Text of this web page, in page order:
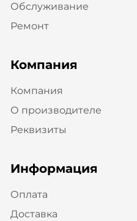
Обслуживание
Ремонт
Компания
Компания
О производителе
Реквизиты
Информация
Оплата
Доставка